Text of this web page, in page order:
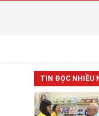
TIN ĐỌC NHIỀU